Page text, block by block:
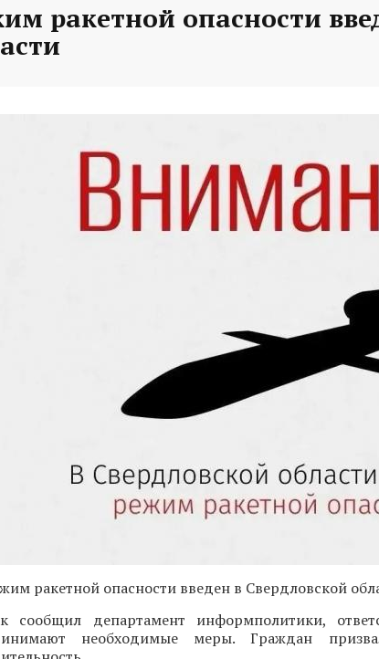
ракетной опасности
ракетной опасности введен в Свердловской
сообщил департамент информполитики,
необходимые меры. Граждан